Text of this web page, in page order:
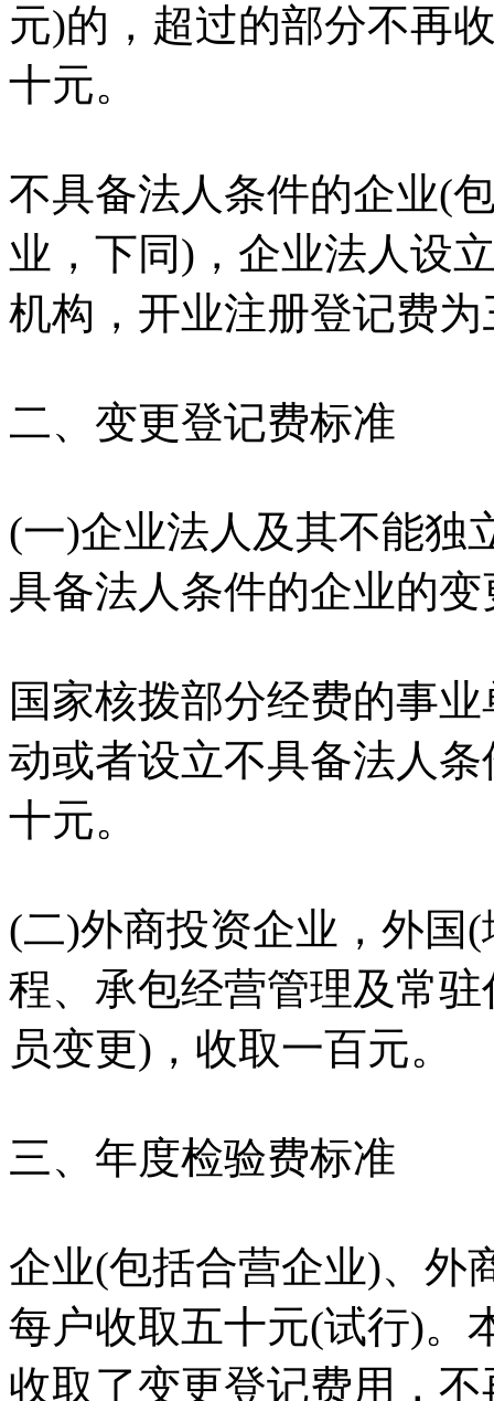
元)的，超过的部分不再
十元。
不具备法人条件的企业(
业，下同)，企业法人设
机构，开业注册登记费
二、变更登记费标准
(一)企业法人及其不能独
具备法人条件的企业的
国家核拨部分经费的事
动或者设立不具备法人
十元。
(二)外商投资企业，外国
程、承包经营管理及常
员变更)，收取一百元。
三、年度检验费标准
企业(包括合营企业)、外
每户收取五十元(试行)。
收取了变更登记费用，